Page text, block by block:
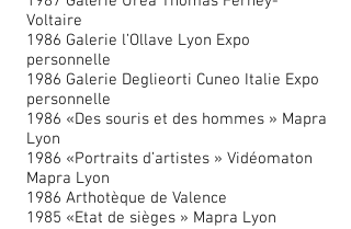
Voltaire
1986 Galerie l’Ollave Lyon Expo
personnelle
1986 Galerie Deglieorti Cuneo Italie Expo
personnelle
1986 «Des souris et des hommes » Mapra
Lyon
1986 «Portraits d’artistes » Vidéomaton
Mapra Lyon
1986 Arthotèque de Valence
1985 «Etat de sièges » Mapra Lyon